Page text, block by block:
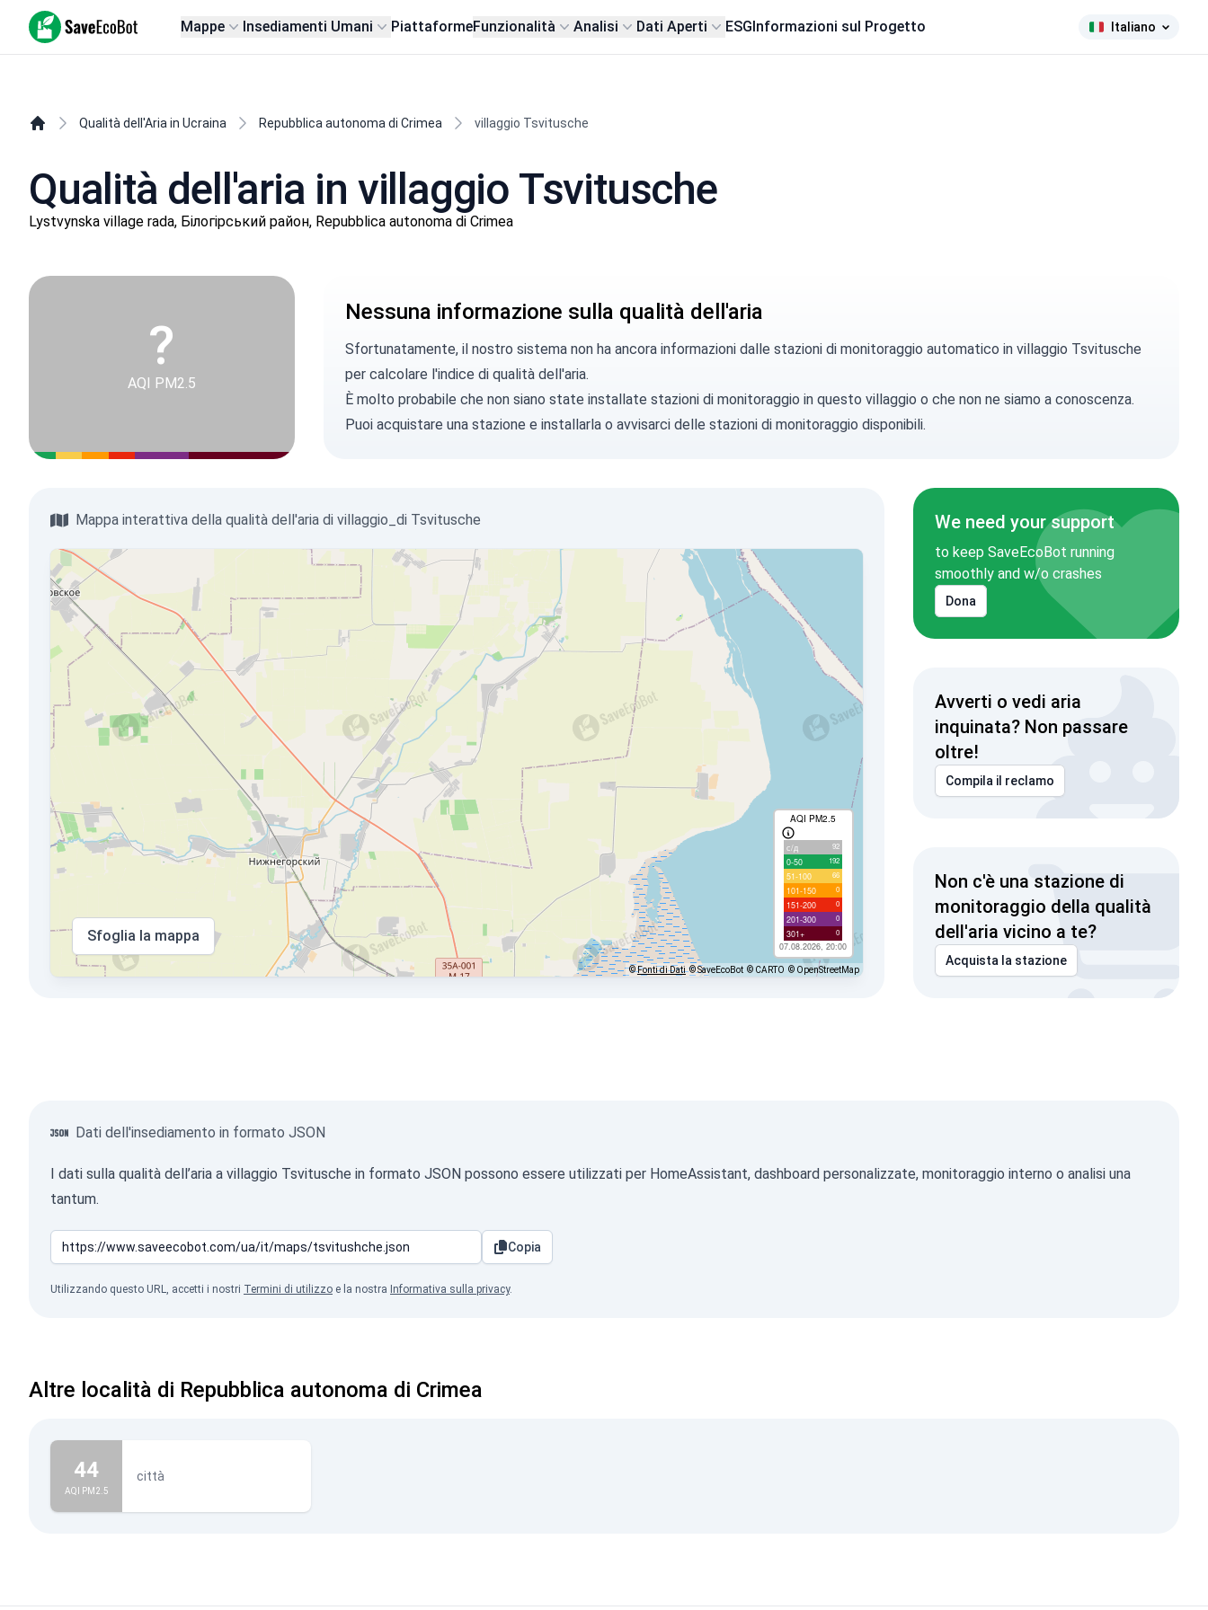
SaveEcoBot Mappe Insediamenti Umani PiattaformeFunzionalità Analisi Dati Aperti ESGInformazioni sul Progetto Italiano
Qualità dell'Aria in Ucraina Repubblica autonoma di Crimea villaggio Tsvitusche
Qualità dell'aria in villaggio Tsvitusche
Lystvynska village rada, Білогірський район, Repubblica autonoma di Crimea
?
AQI PM2.5
Nessuna informazione sulla qualità dell'aria
Sfortunatamente, il nostro sistema non ha ancora informazioni dalle stazioni di monitoraggio automatico in villaggio Tsvitusche
per calcolare l'indice di qualità dell'aria.
È molto probabile che non siano state installate stazioni di monitoraggio in questo villaggio o che non ne siamo a conoscenza.
Puoi acquistare una stazione e installarla o avvisarcidelle stazioni di monitoraggio disponibili.
Mappa interattiva della qualità dell'aria di villaggio_di Tsvitusche
AQI PM2.5
с/д 92
0-50 192
51-100 66
101-150 0
151-200 0
201-300 0
301+ 0
07.08.2026, 20:00
Sfoglia la mappa
©Fonti di Dati © SaveEcoBot © CARTO © OpenStreetMap
We need your support
to keep SaveEcoBot running
smoothly and w/o crashes
Dona
Avverti o vedi aria
inquinata? Non passare
oltre!
Compila il reclamo
Non c'è una stazione di
monitoraggio della qualità
dell'aria vicino a te?
Acquista la stazione
Dati dell'insediamento in formato JSON
I dati sulla qualità dell’aria a villaggio Tsvitusche in formato JSON possono essere utilizzati per HomeAssistant, dashboard personalizzate, monitoraggio interno o analisi una
tantum.
Copia
Utilizzando questo URL, accetti i nostri Termini di utilizzo e la nostra Informativa sulla privacy.
Altre località di Repubblica autonoma di Crimea
44
AQI PM2.5
città